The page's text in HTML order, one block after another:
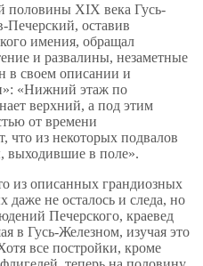
половины XIX века Гусь-
оставив
имения, обращал
и развалины, незаметные
в своем описании и
«Нижний этаж по
верхний, а под этим
от времени
что из некоторых подвалов
выходившие в поле».
из описанных грандиозных
даже не осталось и следа, но
Печерского, краевед
в Гусь-Железном, изучая это
все постройки, кроме